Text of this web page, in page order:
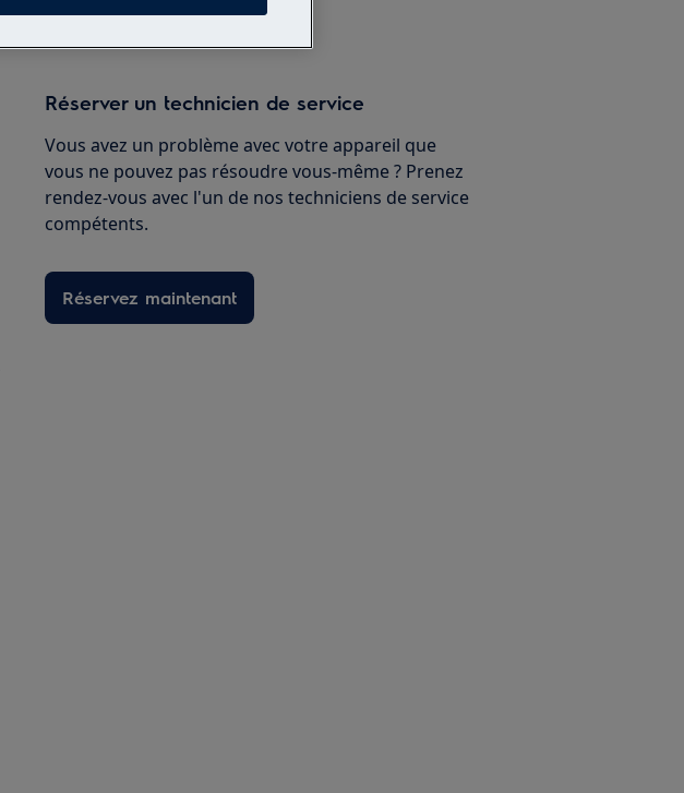
Réserver un technicien de service
Vous avez un problème avec votre appareil que
vous ne pouvez pas résoudre vous-même ? Prenez
rendez-vous avec l'un de nos techniciens de service
compétents.
Réservez maintenant